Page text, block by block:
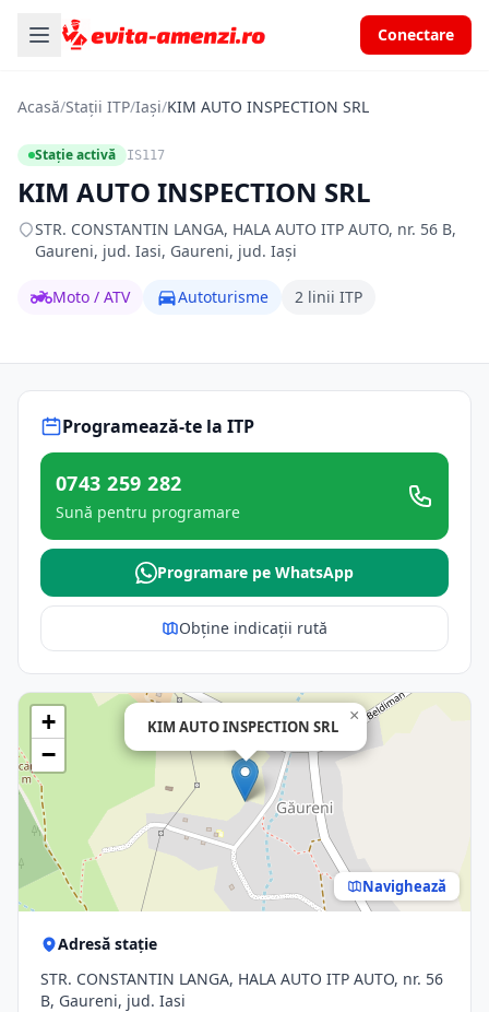
Conectare
Acasă/Stații ITP/Iași/KIM AUTO INSPECTION SRL
Stație activă IS117
KIM AUTO INSPECTION SRL
STR. CONSTANTIN LANGA, HALA AUTO ITP AUTO, nr. 56 B,
Gaureni, jud. Iasi, Gaureni, jud. Iași
Moto / ATV Autoturisme 2 linii ITP
Programează-te la ITP
0743 259 282
Sună pentru programare
Programare pe WhatsApp
Obține indicații rută
KIM AUTO INSPECTION SRL
×
+
−
Navighează
Adresă stație
STR. CONSTANTIN LANGA, HALA AUTO ITP AUTO, nr. 56
B, Gaureni, jud. Iasi